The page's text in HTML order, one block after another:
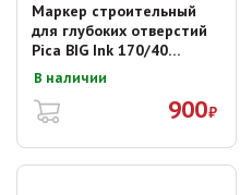
Маркер строительный
для глубоких отверстий
Pica BIG Ink 170/40
красный
В наличии
900₽